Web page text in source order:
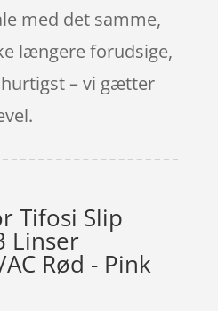
med det samme,
længere forudsige,
– vi gætter
Tifosi Slip
Linser
Rød - Pink